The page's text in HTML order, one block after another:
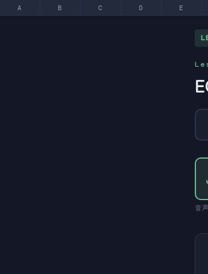
A B C D E
音